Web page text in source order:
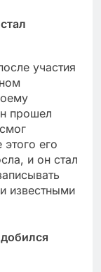
участия
прошел
его
и он стал
известными